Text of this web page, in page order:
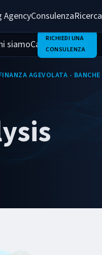
AgencyConsulenza
siamoCasi di successo
RICHIEDI UNA
CONSULENZA
AGEVOLATA -